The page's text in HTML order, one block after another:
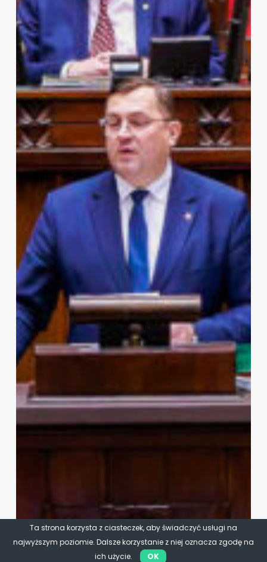
Ta strona korzysta z ciasteczek, aby świadczyć usługi na
najwyższym poziomie. Dalsze korzystanie z niej oznacza zgodę na
ich użycie.
OK